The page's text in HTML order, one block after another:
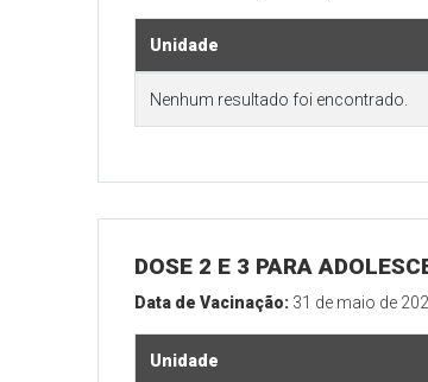
Unidade
Nenhum resultado foi encontrado.
DOSE 2 E 3 PARA
Data de Vacinação: 31 de maio de
Unidade